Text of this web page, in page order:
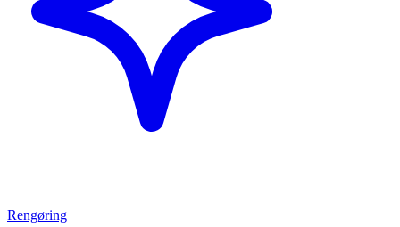
Rengøring